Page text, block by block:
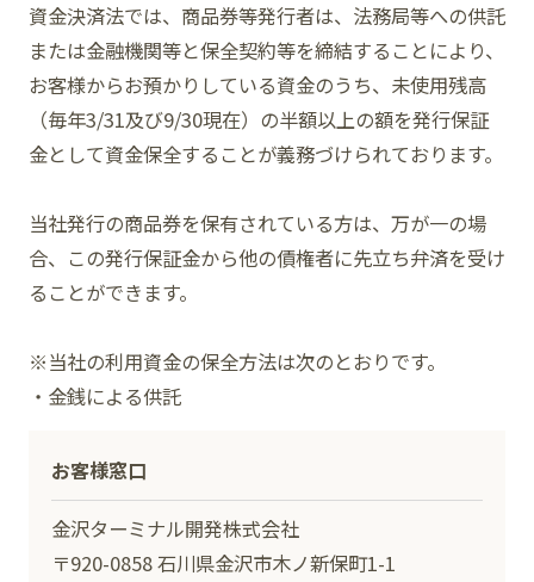
資金決済法では、商品券等発行者は、法務局等への供託
または金融機関等と保全契約等を締結することにより、
お客様からお預かりしている資金のうち、未使用残高
（毎年3/31及び9/30現在）の半額以上の額を発行保証
金として資金保全することが義務づけられております。
当社発行の商品券を保有されている方は、万が一の場
合、この発行保証金から他の債権者に先立ち弁済を受け
ることができます。
※当社の利用資金の保全方法は次のとおりです。
・金銭による供託
お客様窓口
金沢ターミナル開発株式会社
〒920-0858 石川県金沢市木ノ新保町1-1